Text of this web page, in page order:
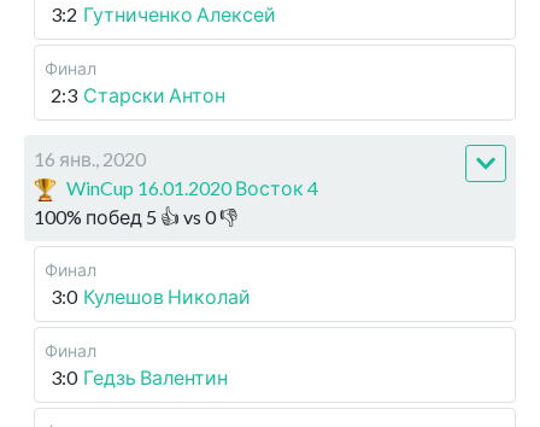
3:2 Гутниченко Алексей
Финал
2:3 Старски Антон
16 янв., 2020
WinCup 16.01.2020 Восток 4
100% побед 5 👍 vs 0👎
Финал
3:0 Кулешов Николай
Финал
3:0 Гедзь Валентин